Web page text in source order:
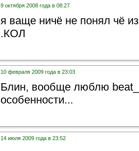
9 октября 2008 года в 08:27
я ваще ничё не понял чё
.КОЛ
10 февраля 2009 года в 23:03
Блин, вообще люблю
особенности...
14 июля 2009 года в 23:52